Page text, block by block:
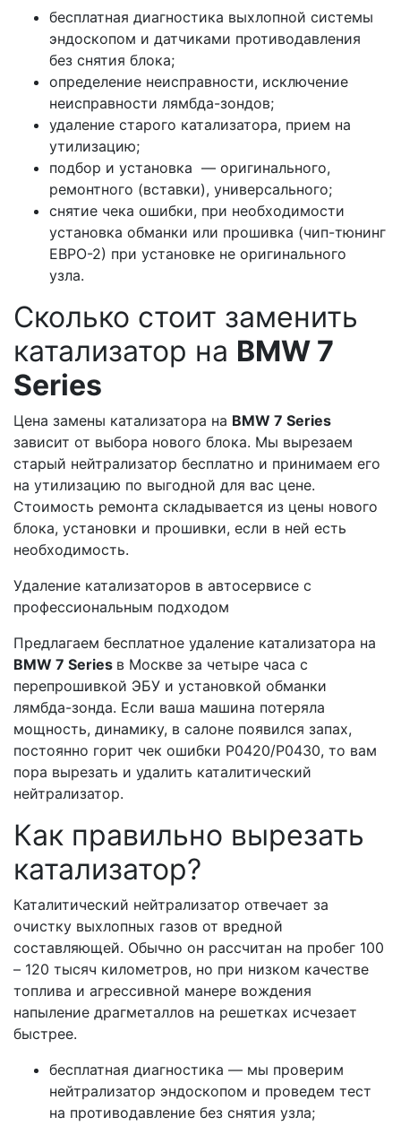
бесплатная диагностика выхлопной системы
эндоскопом и датчиками противодавления
без снятия блока;
определение неисправности, исключение
неисправности лямбда-зондов;
удаление старого катализатора, прием на
утилизацию;
подбор и установка — оригинального,
ремонтного (вставки), универсального;
снятие чека ошибки, при необходимости
установка обманки или прошивка (чип-тюнинг
ЕВРО-2) при установке не оригинального
узла.
Сколько стоит заменить
катализатор на BMW 7
Series
Цена замены катализатора на BMW 7 Series
зависит от выбора нового блока. Мы вырезаем
старый нейтрализатор бесплатно и принимаем его
на утилизацию по выгодной для вас цене.
Стоимость ремонта складывается из цены нового
блока, установки и прошивки, если в ней есть
необходимость.
Удаление катализаторов в автосервисе с
профессиональным подходом
Предлагаем бесплатное удаление катализатора на
BMW 7 Series в Москве за четыре часа с
перепрошивкой ЭБУ и установкой обманки
лямбда-зонда. Если ваша машина потеряла
мощность, динамику, в салоне появился запах,
постоянно горит чек ошибки Р0420/Р0430, то вам
пора вырезать и удалить каталитический
нейтрализатор.
Как правильно вырезать
катализатор?
Каталитический нейтрализатор отвечает за
очистку выхлопных газов от вредной
составляющей. Обычно он рассчитан на пробег 100
– 120 тысяч километров, но при низком качестве
топлива и агрессивной манере вождения
напыление драгметаллов на решетках исчезает
быстрее.
бесплатная диагностика — мы проверим
нейтрализатор эндоскопом и проведем тест
на противодавление без снятия узла;